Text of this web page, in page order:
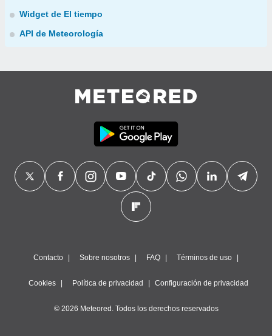
Widget de El tiempo
API de Meteorología
Contacto Sobre nosotros FAQ Términos de uso
Cookies Política de privacidad Configuración de privacidad
© 2026 Meteored. Todos los derechos reservados